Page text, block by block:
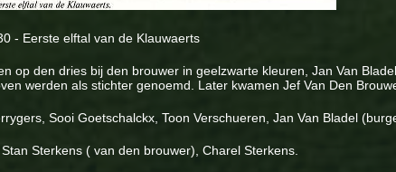
- Eerste elftal van de Klauwaerts
op den dries bij den brouwer in geelzwarte kleuren, Jan Van
werden als stichter genoemd. Later kwamen Jef Van Den
Sooi Goetschalckx, Toon Verschueren, Jan Van Bladel
Sterkens ( van den brouwer), Charel Sterkens.